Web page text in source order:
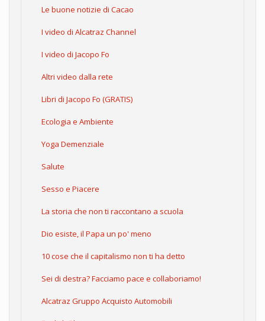
Le buone notizie di Cacao
I video di Alcatraz Channel
I video di Jacopo Fo
Altri video dalla rete
Libri di Jacopo Fo (GRATIS)
Ecologia e Ambiente
Yoga Demenziale
Salute
Sesso e Piacere
La storia che non ti raccontano a scuola
Dio esiste, il Papa un po' meno
10 cose che il capitalismo non ti ha detto
Sei di destra? Facciamo pace e collaboriamo!
Alcatraz Gruppo Acquisto Automobili